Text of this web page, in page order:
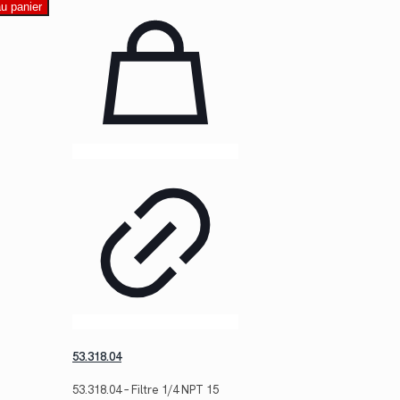
panier
53.318.04
53.318.04 – Filtre 1/4 NPT 15